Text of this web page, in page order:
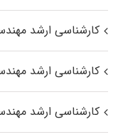
کارشناسی ارشد
کارشناسی ارشد
کارشناسی ارشد